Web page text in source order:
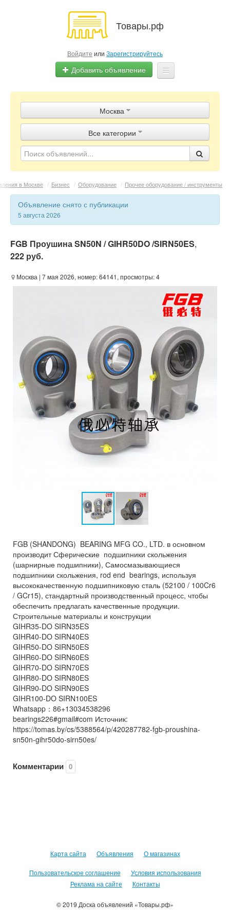
Товары.рф
Войдите или Зарегистрируйтесь
Добавить объявление
Объявления
Магазины
Контакты
Москва
Все категории
в Москве / Бизнес / Оборудование / Прочее оборудование / инструменты
Объявление снято с публикации
5 августа 2026
FGB Проушина SN50N / GIHR50DO /SIRN50ES,
222 руб.
Москва | 7 мая 2026, номер: 64141, просмотры: 4
FGB (SHANDONG) BEARING MFG CO., LTD. в основном
производит Сферические подшипники скольжения
(шарнирные подшипники), Самосмазывающиеся
подшипники скольжения, rod end bearings, используя
высококачественную подшипниковую сталь (52100 / 100Cr6
/ GCr15), стандартный производственный процесс, чтобы
обеспечить предлагать качественные продукции.
Строительные материалы и конструкции
GIHR35-DO SIRN35ES
GIHR40-DO SIRN40ES
GIHR50-DO SIRN50ES
GIHR60-DO SIRN60ES
GIHR70-DO SIRN70ES
GIHR80-DO SIRN80ES
GIHR90-DO SIRN90ES
GIHR100-DO SIRN100ES
Whatsapp：86+13034538296
bearings226#gmail#com Источник:
https://tomas.by/cs/5388564/p/420287782-fgb-proushina-
sn50n-gihr50do-sirn50es/
Комментарии 0
Карта сайта Объявления О магазинах
Пользовательское соглашение
Условия использования
Реклама на сайте
Контакты
© 2019 Доска объявлений «Товары.рф»